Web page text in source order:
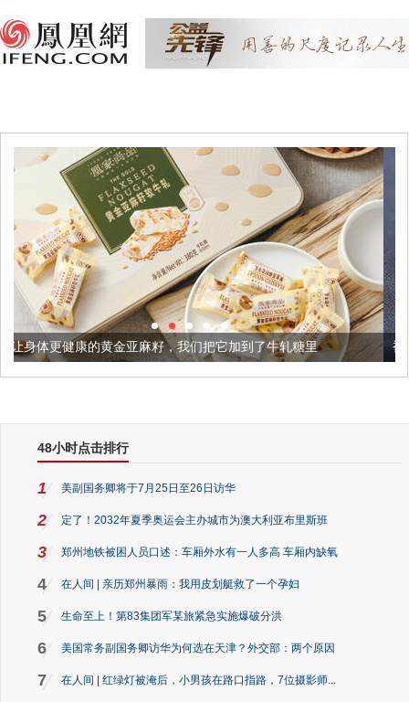
亚麻籽，我们把它加到了牛轧糖里 被列入佛家七宝的它到
48小时点击排行
1 美副国务卿将于7月25日至26日访华
2 定了！2032年夏季奥运会主办城市为澳大利亚布里斯班
3 郑州地铁被困人员口述：车厢外水有一人多高 车厢内缺氧
4 在人间 | 亲历郑州暴雨：我用皮划艇救了一个孕妇
5 生命至上！第83集团军某旅紧急实施爆破分洪
6 美国常务副国务卿访华为何选在天津？外交部：两个原因
7 在人间 | 红绿灯被淹后，小男孩在路口指路，7位摄影师...